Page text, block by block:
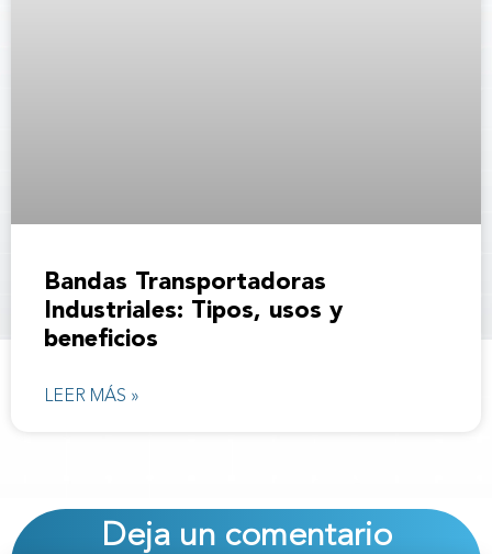
Bandas Transportadoras
Industriales: Tipos, usos y
beneficios
LEER MÁS »
Deja un comentario